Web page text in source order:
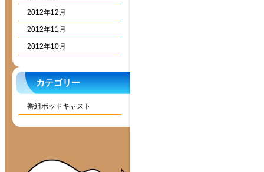
2012年12月
2012年11月
2012年10月
カテゴリー
番組ポッドキャスト